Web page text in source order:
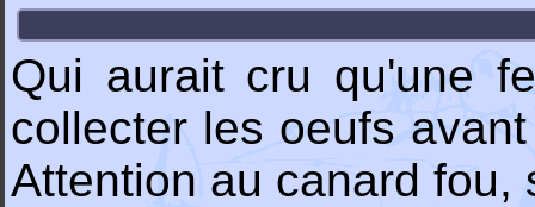
Qui aurait cru qu'une
collecter les oeufs
Attention au canard fou,